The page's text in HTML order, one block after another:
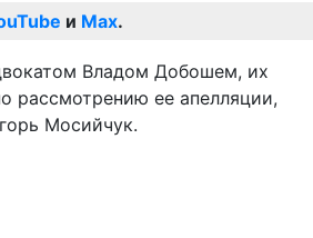
и Max.
Владом Добошем, их
рассмотрению ее апелляции,
Мосийчук.